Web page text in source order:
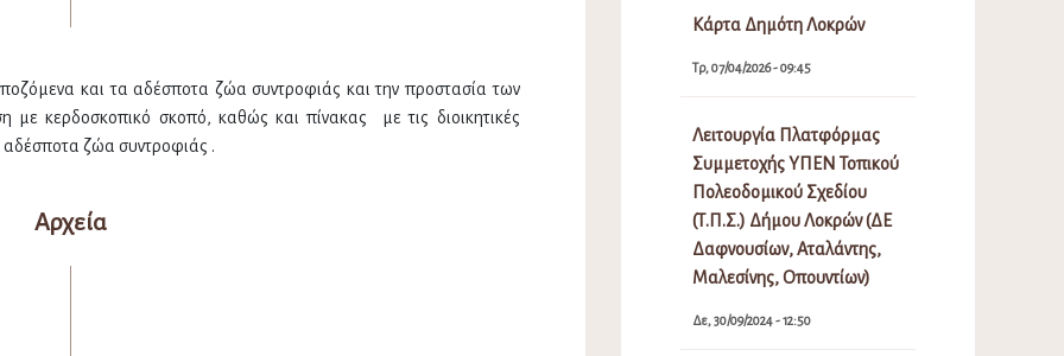
και τα αδέσποτα ζώα συντροφιάς και την προστασία των
κερδοσκοπικό σκοπό, καθώς και πίνακας με τις διοικητικές
αδέσποτα ζώα συντροφιάς .
Αρχεία
Κάρτα Δημότη Λοκρών
Τρ, 07/04/2026 - 09:45
Λειτουργία Πλατφόρμας
Συμμετοχής ΥΠΕΝ Τοπικού
Πολεοδομικού Σχεδίου
(Τ.Π.Σ.) Δήμου Λοκρών (ΔΕ
Δαφνουσίων, Αταλάντης,
Μαλεσίνης, Οπουντίων)
Δε, 30/09/2024 - 12:50